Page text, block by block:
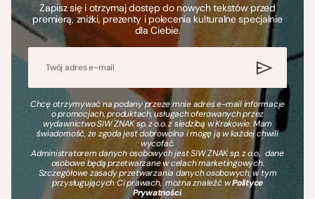
Zapisz się i otrzymaj dostęp do nowych tekstów przed
premierą, zniżki, prezenty i polecenia kulturalne specjalnie
dla Ciebie.
Chcę otrzymywać na podany przeze mnie adres e-mail informacje
o promocjach, produktach, usługach oferowanych przez
wydawnictwo SIW ZNAK sp. z o.o. z siedzibą w Krakowie. Mam
świadomość, że zgoda jest dobrowolna i mogę ją w każdej chwili
wycofać.
Administratorem danych osobowych jest SIW ZNAK sp. z o.o., dane
osobowe będą przetwarzane w celach marketingowych.
Szczegółowe zasady przetwarzania danych osobowych, w tym
przysługujących Ci prawach, można znaleźć wPolityce
Prywatności.